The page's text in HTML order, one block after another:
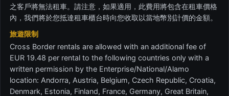
之客戶將無法租車。請注意，如果適用，此費用將包含在租車價格
內，我們將於您抵達租車櫃台時向您收取以當地幣別計價的金額。
旅遊限制
Cross Border rentals are allowed with an additional fee of
EUR 19.48 per rental to the following countries only with a
written permission by the Enterprise/National/Alamo
location: Andorra, Austria, Belgium, Czech Republic, Croatia,
Denmark, Estonia, Finland, France, Germany, Great Britain,